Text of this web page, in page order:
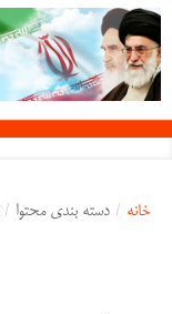
خانه / دسته بندی محتوا /